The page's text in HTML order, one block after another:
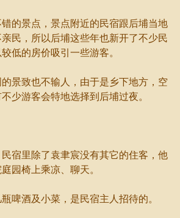
景点，景点附近的民宿跟后埔当地
民，所以后埔这些年也新开了不少民
低的房价吸引一些游客。
致也不输人，由于是乡下地方，空
少游客会特地选择到后埔过夜。
里除了袁聿宸没有其它的住客，他
园椅上乘凉、聊天。
酒及小菜，是民宿主人招待的。